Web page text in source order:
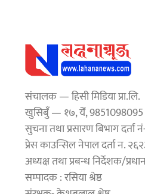
संचालक — हिसी मिडिया प्रा.लि.
खुसिबुँ — १७, येँ, 9851098095
सुचना तथा प्रसारण बिभाग
प्रेस काउन्सिल नेपाल दर्ता न.
अध्यक्ष तथा प्रबन्ध निर्देशक/
सम्पादक : रसिया श्रेष्ठ